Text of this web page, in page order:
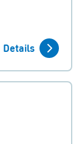
Details